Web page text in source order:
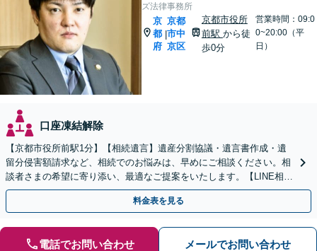
ズ法律事務所
京
都
府
|
京都
市中
京区
京都市役所
前駅 から徒
歩0分
営業時間：09:0
0~20:00（平
日）
口座凍結解除
【京都市役所前駅1分】【相続遺言】遺産分割協議・遺言書作成・遺
留分侵害額請求など、相続でのお悩みは、早めにご相談ください。相
談者さまの希望に寄り添い、最適なご提案をいたします。【LINE相談
可能】【土日対応可能】【初回面談1時間無料】
料金表を見る
電話でお問い合わせ メールでお問い合わせ